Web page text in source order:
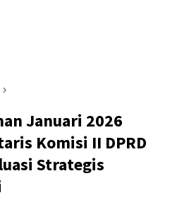
Januari 2026
Komisi II DPRD
Strategis